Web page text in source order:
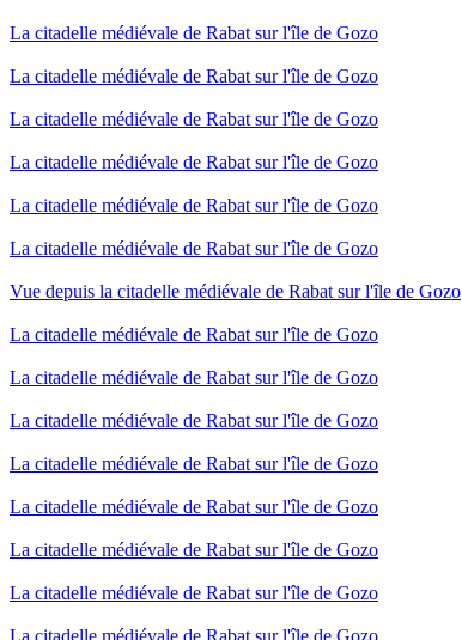
La citadelle médiévale de Rabat sur l'île de Gozo
La citadelle médiévale de Rabat sur l'île de Gozo
La citadelle médiévale de Rabat sur l'île de Gozo
La citadelle médiévale de Rabat sur l'île de Gozo
La citadelle médiévale de Rabat sur l'île de Gozo
La citadelle médiévale de Rabat sur l'île de Gozo
Vue depuis la citadelle médiévale de Rabat sur l'île de Gozo
La citadelle médiévale de Rabat sur l'île de Gozo
La citadelle médiévale de Rabat sur l'île de Gozo
La citadelle médiévale de Rabat sur l'île de Gozo
La citadelle médiévale de Rabat sur l'île de Gozo
La citadelle médiévale de Rabat sur l'île de Gozo
La citadelle médiévale de Rabat sur l'île de Gozo
La citadelle médiévale de Rabat sur l'île de Gozo
La citadelle médiévale de Rabat sur l'île de Gozo